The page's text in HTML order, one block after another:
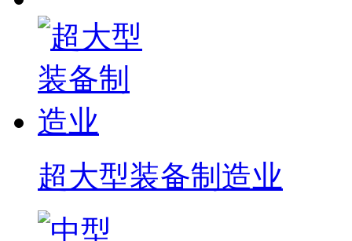
超大型装备制造业